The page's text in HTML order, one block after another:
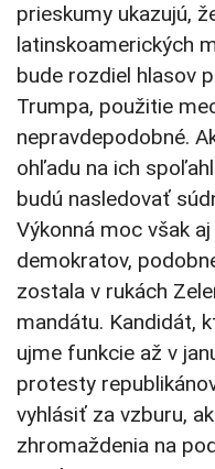
prieskumy ukazujú,
latinskoamerických
bude rozdiel hlasov
Trumpa, použitie
nepravdepodobné.
ohľadu na ich
budú nasledovať
Výkonná moc však
demokratov,
zostala v rukách
mandátu. Kandidát,
ujme funkcie až v
protesty
vyhlásiť za vzburu,
zhromaždenia na